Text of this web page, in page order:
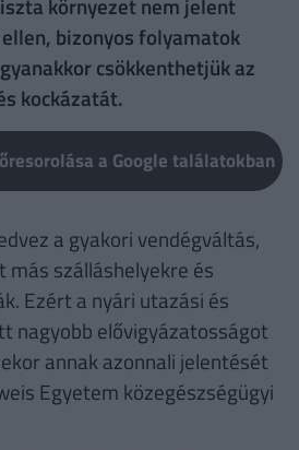
bizonyos folyamatok
csökkenthetjük az
kockázatát.
a Google találatokban
a gyakori vendégváltás,
más szálláshelyekre és
Ezért a nyári utazási és
nagyobb elővigyázatosságot
annak azonnali jelentését
Egyetem közegészségügyi